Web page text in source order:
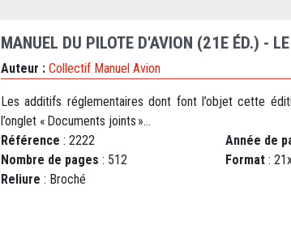
MANUEL DU PILOTE D'AVION (21E ÉD.) -
Auteur : Collectif Manuel Avion
Les additifs réglementaires dont font l’objet cette
l’onglet « Documents joints »...
Référence : 2222 Année de
Nombre de pages : 512 Format :
Reliure : Broché